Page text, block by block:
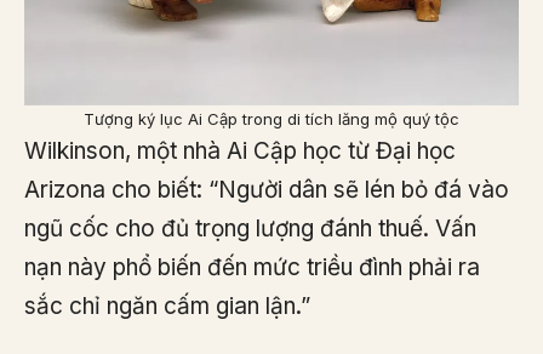
Tượng ký lục Ai Cập trong di tích lăng mộ quý tộc
Wilkinson, một nhà Ai Cập học từ Đại học
Arizona cho biết: “Người dân sẽ lén bỏ đá vào
ngũ cốc cho đủ trọng lượng đánh thuế. Vấn
nạn này phổ biến đến mức triều đình phải ra
sắc chỉ ngăn cấm gian lận.”